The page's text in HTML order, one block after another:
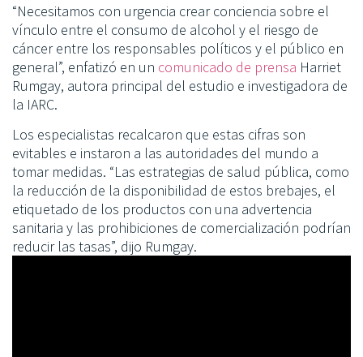
“Necesitamos con urgencia crear conciencia sobre el
vínculo entre el consumo de alcohol y el riesgo de
cáncer entre los responsables políticos y el público en
general”, enfatizó en un comunicado de prensa Harriet
Rumgay, autora principal del estudio e investigadora de
la IARC.
Los especialistas recalcaron que estas cifras son
evitables e instaron a las autoridades del mundo a
tomar medidas. “Las estrategias de salud pública, como
la reducción de la disponibilidad de estos brebajes, el
etiquetado de los productos con una advertencia
sanitaria y las prohibiciones de comercialización podrían
reducir las tasas”, dijo Rumgay.